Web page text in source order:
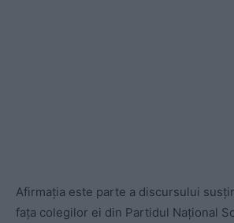
Afirmația este parte a discursului
fața colegilor ei din Partidul Național